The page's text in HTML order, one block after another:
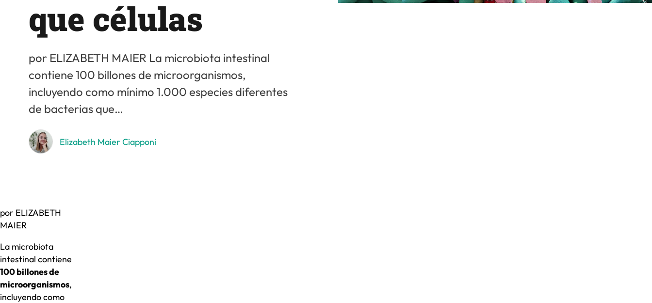
que células
por ELIZABETH MAIER La microbiota intestinal
contiene 100 billones de microorganismos,
incluyendo como mínimo 1.000 especies diferentes
de bacterias que…
Elizabeth Maier Ciapponi
por ELIZABETH
MAIER
La microbiota
intestinal contiene
100 billones de
microorganismos,
incluyendo como